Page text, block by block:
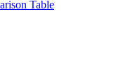
Table